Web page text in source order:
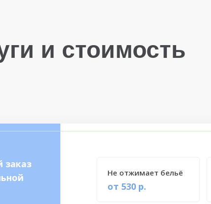
и стоимость
заказ
от 530 р.
Не отжимает бельё